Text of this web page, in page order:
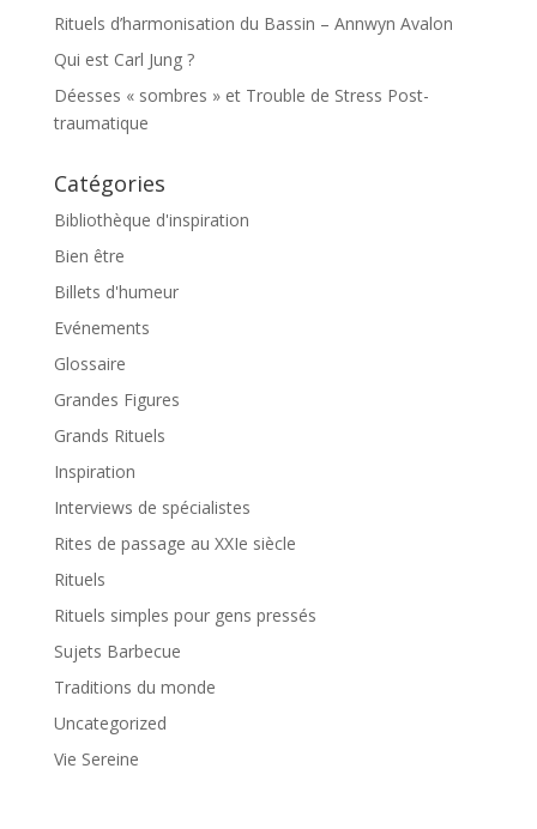
Rituels d’harmonisation du Bassin – Annwyn Avalon
Qui est Carl Jung ?
Déesses « sombres » et Trouble de Stress Post-
traumatique
Catégories
Bibliothèque d'inspiration
Bien être
Billets d'humeur
Evénements
Glossaire
Grandes Figures
Grands Rituels
Inspiration
Interviews de spécialistes
Rites de passage au XXIe siècle
Rituels
Rituels simples pour gens pressés
Sujets Barbecue
Traditions du monde
Uncategorized
Vie Sereine